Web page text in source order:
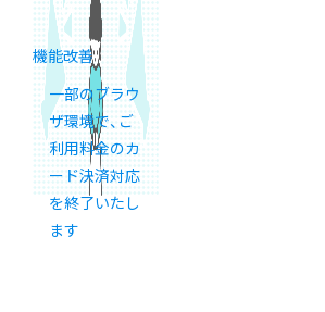
機能改善
一部のブラウ
ザ環境で、ご
利用料金のカ
ード決済対応
を終了いたし
ます